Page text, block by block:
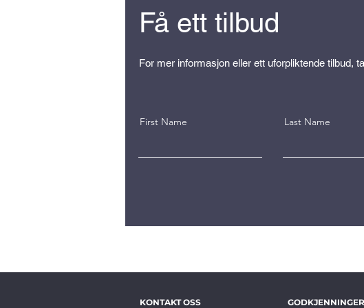
Få ett tilbud
For mer informasjon eller ett uforpliktende tilbud,
First Name Last Name
KONTAKT OSS